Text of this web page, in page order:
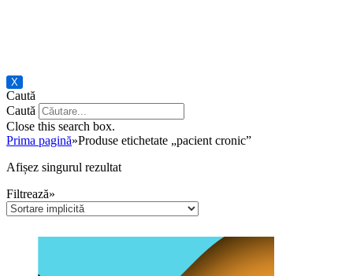
X
Caută
Caută
Close this search box.
Prima pagină»Produse etichetate „pacient cronic”
Afișez singurul rezultat
Filtrează»